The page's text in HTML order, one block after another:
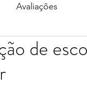
Avaliações
de